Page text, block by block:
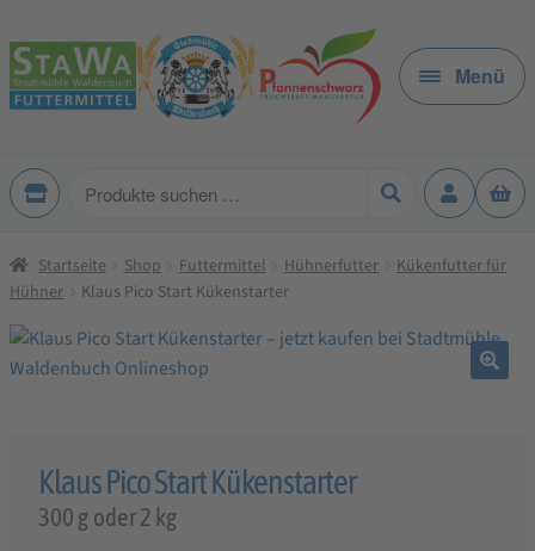
Zur
Navigation
springen
Zum
Inhalt
springen
Menü
Produkte
Startseite Shop Futtermittel Hühnerfutter
Kükenfutter für
Hühner
Klaus Pico Start Kükenstarter
Klaus Pico Start Kükenstarter
300 g oder 2 kg